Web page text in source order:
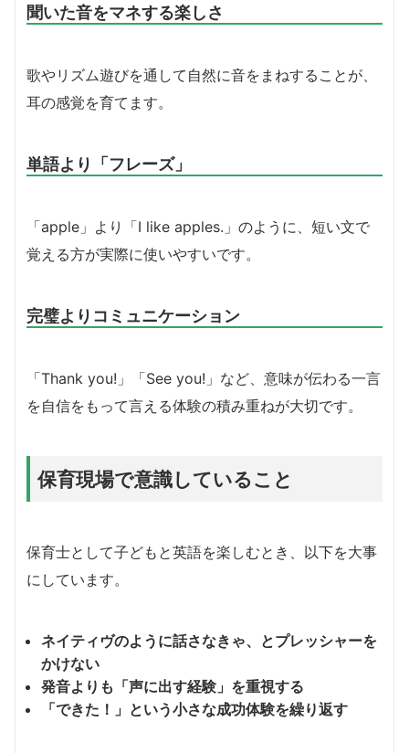
聞いた音をマネする楽しさ
歌やリズム遊びを通して自然に音をまねすることが、
耳の感覚を育てます。
単語より「フレーズ」
「apple」より「I like apples.」のように、短い文で
覚える方が実際に使いやすいです。
完璧よりコミュニケーション
「Thank you!」「See you!」など、意味が伝わる一言
を自信をもって言える体験の積み重ねが大切です。
保育現場で意識していること
保育士として子どもと英語を楽しむとき、以下を大事
にしています。
ネイティヴのように話さなきゃ、とプレッシャーを
かけない
発音よりも「声に出す経験」を重視する
「できた！」という小さな成功体験を繰り返す